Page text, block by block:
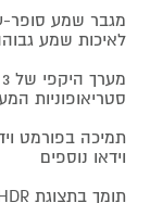
מגבר שמע סופר-
לאיכות שמע
סטריאופוניות
וידאו נוספים